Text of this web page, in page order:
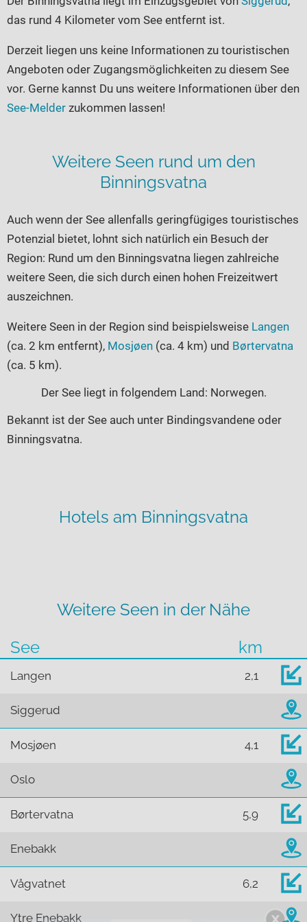
Glamping
Seen in Europa
Österreich
Schweiz
Frankreich
Niederlande
alle Länder…
das rund 4 Kilometer vom See entfernt ist.
Derzeit liegen uns keine Informationen zu touristischen
Angeboten oder Zugangsmöglichkeiten zu diesem See
vor. Gerne kannst Du uns weitere Informationen über den
See-Melder zukommen lassen!
Weitere Seen rund um den
Binningsvatna
Auch wenn der See allenfalls geringfügiges touristisches
Potenzial bietet, lohnt sich natürlich ein Besuch der
Region: Rund um den Binningsvatna liegen zahlreiche
weitere Seen, die sich durch einen hohen Freizeitwert
auszeichnen.
Weitere Seen in der Region sind beispielsweise Langen
(ca. 2 km entfernt), Mosjøen (ca. 4 km) und Børtervatna
(ca. 5 km).
Der See liegt in folgendem Land: Norwegen.
Bekannt ist der See auch unter Bindingsvandene oder
Binningsvatna.
Hotels am Binningsvatna
Weitere Seen in der Nähe
See
km
Langen 2,1
Siggerud
Mosjøen 4,1
Oslo
Børtervatna 5,9
Enebakk
Vågvatnet 6,2
Ytre Enebakk